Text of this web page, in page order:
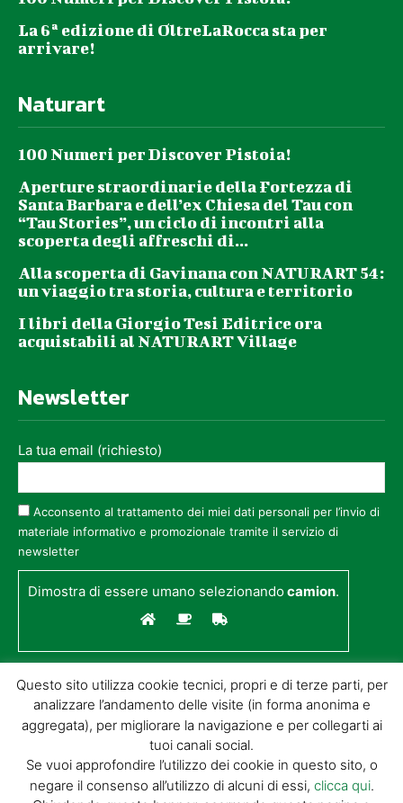
La 6ª edizione di OltreLaRocca sta per
arrivare!
Naturart
100 Numeri per Discover Pistoia!
Aperture straordinarie della Fortezza di
Santa Barbara e dell’ex Chiesa del Tau con
“Tau Stories”, un ciclo di incontri alla
scoperta degli affreschi di...
Alla scoperta di Gavinana con NATURART 54:
un viaggio tra storia, cultura e territorio
I libri della Giorgio Tesi Editrice ora
acquistabili al NATURART Village
Newsletter
La tua email (richiesto)
Acconsento al trattamento dei miei dati personali per l’invio di
materiale informativo e promozionale tramite il servizio di
newsletter
Dimostra di essere umano selezionandocamion.
Questo sito utilizza cookie tecnici, propri e di terze parti, per
analizzare l’andamento delle visite (in forma anonima e
aggregata), per migliorare la navigazione e per collegarti ai
tuoi canali social.
Se vuoi approfondire l’utilizzo dei cookie in questo sito, o
negare il consenso all’utilizzo di alcuni di essi, clicca qui.